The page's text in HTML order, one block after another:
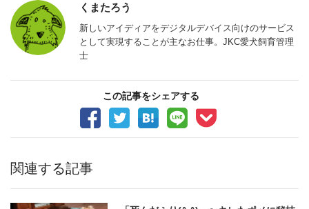
くまたろう
新しいアイディアをデジタルデバイス向けのサービス
として実現することが主なお仕事。JKC愛犬飼育管理
士
この記事をシェアする
関連する記事